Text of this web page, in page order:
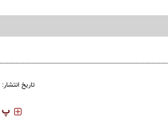
تاریخ انتشار:
‍‍‍ پ